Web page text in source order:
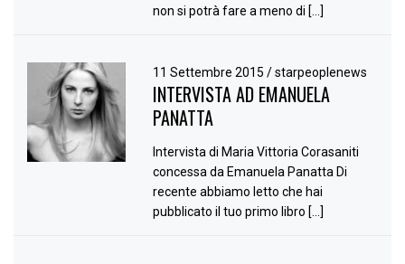
non si potrà fare a meno di […]
11 Settembre 2015/ starpeoplenews
INTERVISTA AD EMANUELA
PANATTA
Intervista di Maria Vittoria Corasaniti
concessa da Emanuela Panatta Di
recente abbiamo letto che hai
pubblicato il tuo primo libro […]